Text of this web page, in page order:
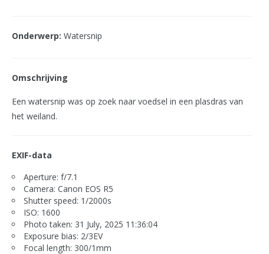
Onderwerp: Watersnip
Omschrijving
Een watersnip was op zoek naar voedsel in een plasdras van
het weiland.
EXIF-data
Aperture: f/7.1
Camera: Canon EOS R5
Shutter speed: 1/2000s
ISO: 1600
Photo taken: 31 July, 2025 11:36:04
Exposure bias: 2/3EV
Focal length: 300/1mm